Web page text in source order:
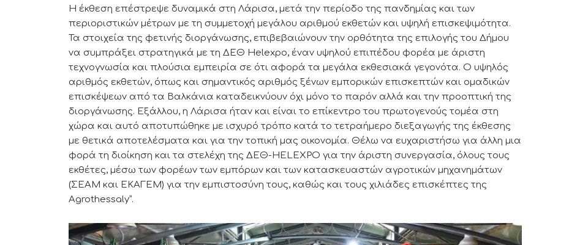
Η έκθεση επέστρεψε δυναμικά στη Λάρισα, μετά την περίοδο της πανδημίας και των
περιοριστικών μέτρων με τη συμμετοχή μεγάλου αριθμού εκθετών και υψηλή επισκεψιμότητα.
Τα στοιχεία της φετινής διοργάνωσης, επιβεβαιώνουν την ορθότητα της επιλογής του Δήμου
να συμπράξει στρατηγικά με τη ΔΕΘ Helexpo, έναν υψηλού επιπέδου φορέα με άριστη
τεχνογνωσία και πλούσια εμπειρία σε ότι αφορά τα μεγάλα εκθεσιακά γεγονότα. Ο υψηλός
αριθμός εκθετών, όπως και σημαντικός αριθμός ξένων εμπορικών επισκεπτών και ομαδικών
επισκέψεων από τα Βαλκάνια καταδεικνύουν όχι μόνο το παρόν αλλά και την προοπτική της
διοργάνωσης. Εξάλλου, η Λάρισα ήταν και είναι το επίκεντρο του πρωτογενούς τομέα στη
χώρα και αυτό αποτυπώθηκε με ισχυρό τρόπο κατά το τετραήμερο διεξαγωγής της έκθεσης
με θετικά αποτελέσματα και για την τοπική μας οικονομία. Θέλω να ευχαριστήσω για άλλη μια
φορά τη διοίκηση και τα στελέχη της ΔΕΘ-HELEXPO για την άριστη συνεργασία, όλους τους
εκθέτες, μέσω των φορέων των εμπόρων και των κατασκευαστών αγροτικών μηχανημάτων
(ΣΕΑΜ και ΕΚΑΓΕΜ) για την εμπιστοσύνη τους, καθώς και τους χιλιάδες επισκέπτες της
Agrothessaly”.